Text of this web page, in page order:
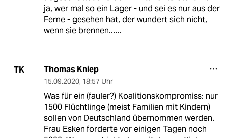
ja, wer mal so ein Lager - und sei es nur aus der
Ferne - gesehen hat, der wundert sich nicht,
wenn sie brennen......
TK Thomas Kniep
15.09.2020, 18:57 Uhr
Was für ein (fauler?) Koalitionskompromiss: nur
1500 Flüchtlinge (meist Familien mit Kindern)
sollen von Deutschland übernommen werden.
Frau Esken forderte vor einigen Tagen noch